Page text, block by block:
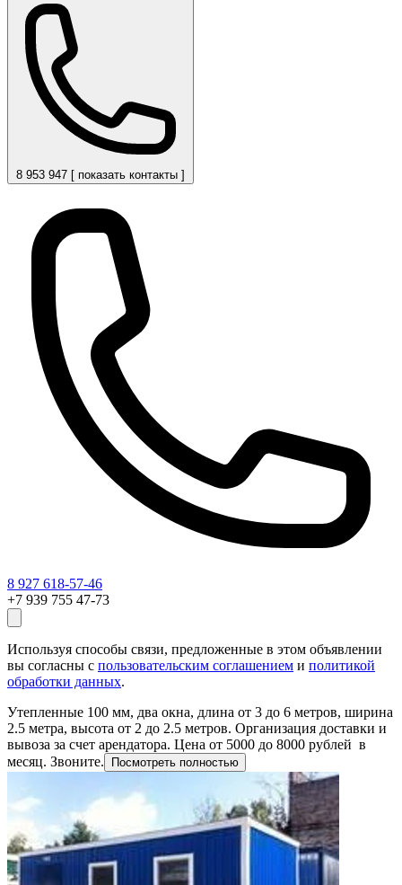
8 953 947 [ показать контакты ]
8 927 618-57-46
+7 939 755 47-73
Используя способы связи, предложенные в этом объявлении
вы согласны с пользовательским соглашением и политикой
обработки данных.
Утепленные 100 мм, два окна, длина от 3 до 6 метров, ширина
2.5 метра, высота от 2 до 2.5 метров. Организация доставки и
вывоза за счет арендатора. Цена от 5000 до 8000 рублей в
месяц. Звоните.
Посмотреть полностью